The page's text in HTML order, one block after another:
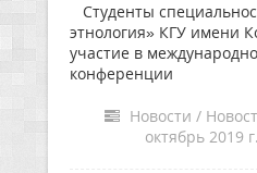
Студенты
этнология» КГУ имени
участие в
конференции
Новости /
октябрь 2019 г.